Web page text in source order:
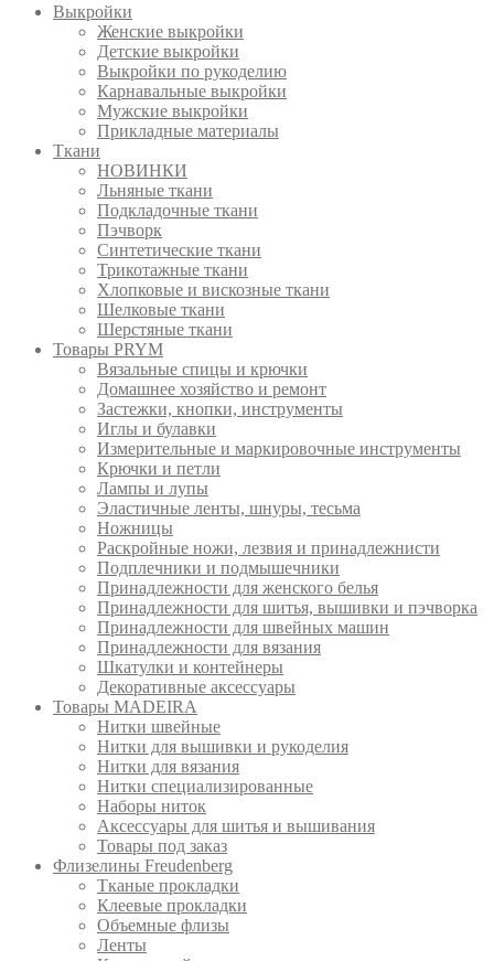
Выкройки
Женские выкройки
Детские выкройки
Выкройки по рукоделию
Карнавальные выкройки
Мужские выкройки
Прикладные материалы
Ткани
НОВИНКИ
Льняные ткани
Подкладочные ткани
Пэчворк
Синтетические ткани
Трикотажные ткани
Хлопковые и вискозные ткани
Шелковые ткани
Шерстяные ткани
Товары PRYM
Вязальные спицы и крючки
Домашнее хозяйство и ремонт
Застежки, кнопки, инструменты
Иглы и булавки
Измерительные и маркировочные инструменты
Крючки и петли
Лампы и лупы
Эластичные ленты, шнуры, тесьма
Ножницы
Раскройные ножи, лезвия и принадлежнисти
Подплечники и подмышечники
Принадлежности для женского белья
Принадлежности для шитья, вышивки и пэчворка
Принадлежности для швейных машин
Принадлежности для вязания
Шкатулки и контейнеры
Декоративные аксессуары
Товары MADEIRA
Нитки швейные
Нитки для вышивки и рукоделия
Нитки для вязания
Нитки специализированные
Наборы ниток
Аксессуары для шитья и вышивания
Товары под заказ
Флизелины Freudenberg
Тканые прокладки
Клеевые прокладки
Объемные флизы
Ленты